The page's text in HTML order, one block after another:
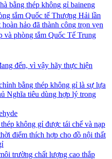
bằng thép không gỉ baineng
tắm Quốc tế Thượng Hải lần
hảo đã thành công trọn vẹn
và phòng tắm Quốc Tế Trung
đến, vì vậy hãy thực hiện
bằng thép không gỉ là sự lựa
Nghĩa tiêu dùng hợp lý trong
không gỉ được tái chế và nạp
điểm thích hợp cho đồ nội thất
trường chất lượng cao thắp